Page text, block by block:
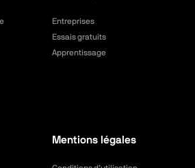
Entreprises
Essais gratuits
Apprentissage
Mentions légales